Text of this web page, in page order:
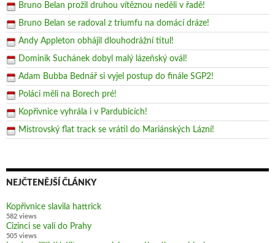
Bruno Belan prožil druhou vítěznou neděli v řadě!
Bruno Belan se radoval z triumfu na domácí dráze!
Andy Appleton obhájil dlouhodrážní titul!
Dominik Suchánek dobyl malý lázeňský ovál!
Adam Bubba Bednář si vyjel postup do finále SGP2!
Poláci měli na Borech pré!
Kopřivnice vyhrála i v Pardubicích!
Mistrovský flat track se vrátil do Mariánských Lázní!
NEJČTENĚJŠÍ ČLÁNKY
Kopřivnice slavila hattrick
582 views
Cizinci se valí do Prahy
505 views